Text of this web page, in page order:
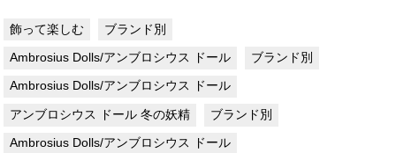
飾って楽しむ ブランド別
Ambrosius Dolls/アンブロシウス ドール ブランド別
Ambrosius Dolls/アンブロシウス ドール
アンブロシウス ドール 冬の妖精 ブランド別
Ambrosius Dolls/アンブロシウス ドール